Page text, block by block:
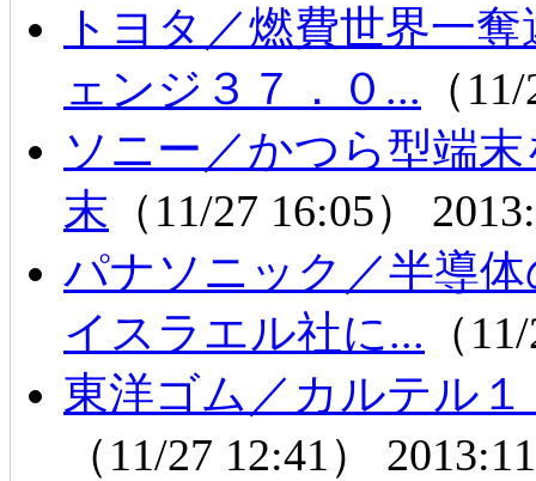
トヨタ／燃費世界一
ェンジ３７．０... （
ソニー／かつら型端
末 （11/27 16:05）
パナソニック／半導
イスラエル社に... （
東洋ゴム／カルテル
（11/27 12:41）